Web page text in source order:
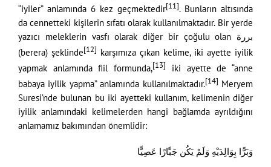
“iyiler” anlamında 6 kez geçmektedir[11]. Bunların altısında
da cennetteki kişilerin sıfatı olarak kullanılmaktadır. Bir yerde
yazıcı meleklerin vasfı olarak diğer bir çoğulu olan بررة
(berera) şeklinde[12] karşımıza çıkan kelime, iki ayette iyilik
yapmak anlamında fiil formunda,[13]
iki ayette de “anne
babaya iyilik yapma” anlamında kullanılmaktadır.[14] Meryem
Suresi’nde bulunan bu iki ayetteki kullanım, kelimenin diğer
iyilik anlamındaki kelimelerden hangi bağlamda ayrıldığını
anlamamız bakımından önemlidir:
وَبَرًّا بِوَالِدَيْهِ وَلَمْ يَكُن جَبَّارًا عَصِيًّا